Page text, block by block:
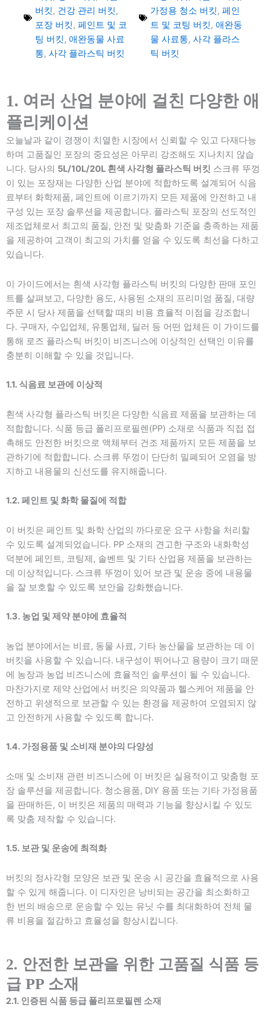
버킷, 건강 관리 버킷,
포장 버킷, 페인트 및 코
팅 버킷, 애완동물 사료
통, 사각 플라스틱 버킷
가정용 청소 버킷, 페인
트 및 코팅 버킷, 애완동
물 사료통, 사각 플라스
틱 버킷
1. 여러 산업 분야에 걸친 다양한 애
플리케이션
오늘날과 같이 경쟁이 치열한 시장에서 신뢰할 수 있고 다재다능
하며 고품질인 포장의 중요성은 아무리 강조해도 지나치지 않습
니다. 당사의 5L/10L/20L 흰색 사각형 플라스틱 버킷 스크류 뚜껑
이 있는 포장재는 다양한 산업 분야에 적합하도록 설계되어 식음
료부터 화학제품, 페인트에 이르기까지 모든 제품에 안전하고 내
구성 있는 포장 솔루션을 제공합니다. 플라스틱 포장의 선도적인
제조업체로서 최고의 품질, 안전 및 맞춤화 기준을 충족하는 제품
을 제공하여 고객이 최고의 가치를 얻을 수 있도록 최선을 다하고
있습니다.
이 가이드에서는 흰색 사각형 플라스틱 버킷의 다양한 판매 포인
트를 살펴보고, 다양한 용도, 사용된 소재의 프리미엄 품질, 대량
주문 시 당사 제품을 선택할 때의 비용 효율적 이점을 강조합니
다. 구매자, 수입업체, 유통업체, 딜러 등 어떤 업체든 이 가이드를
통해 로즈 플라스틱 버킷이 비즈니스에 이상적인 선택인 이유를
충분히 이해할 수 있을 것입니다.
1.1. 식음료 보관에 이상적
흰색 사각형 플라스틱 버킷은 다양한 식음료 제품을 보관하는 데
적합합니다. 식품 등급 폴리프로필렌(PP) 소재로 식품과 직접 접
촉해도 안전한 버킷으로 액체부터 건조 제품까지 모든 제품을 보
관하기에 적합합니다. 스크류 뚜껑이 단단히 밀폐되어 오염을 방
지하고 내용물의 신선도를 유지해줍니다.
1.2. 페인트 및 화학 물질에 적합
이 버킷은 페인트 및 화학 산업의 까다로운 요구 사항을 처리할
수 있도록 설계되었습니다. PP 소재의 견고한 구조와 내화학성
덕분에 페인트, 코팅제, 솔벤트 및 기타 산업용 제품을 보관하는
데 이상적입니다. 스크류 뚜껑이 있어 보관 및 운송 중에 내용물
을 잘 보호할 수 있도록 보안을 강화했습니다.
1.3. 농업 및 제약 분야에 효율적
농업 분야에서는 비료, 동물 사료, 기타 농산물을 보관하는 데 이
버킷을 사용할 수 있습니다. 내구성이 뛰어나고 용량이 크기 때문
에 농장과 농업 비즈니스에 효율적인 솔루션이 될 수 있습니다.
마찬가지로 제약 산업에서 버킷은 의약품과 헬스케어 제품을 안
전하고 위생적으로 보관할 수 있는 환경을 제공하여 오염되지 않
고 안전하게 사용할 수 있도록 합니다.
1.4. 가정용품 및 소비재 분야의 다양성
소매 및 소비재 관련 비즈니스에 이 버킷은 실용적이고 맞춤형 포
장 솔루션을 제공합니다. 청소용품, DIY 용품 또는 기타 가정용품
을 판매하든, 이 버킷은 제품의 매력과 기능을 향상시킬 수 있도
록 맞춤 제작할 수 있습니다.
1.5. 보관 및 운송에 최적화
버킷의 정사각형 모양은 보관 및 운송 시 공간을 효율적으로 사용
할 수 있게 해줍니다. 이 디자인은 낭비되는 공간을 최소화하고
한 번의 배송으로 운송할 수 있는 유닛 수를 최대화하여 전체 물
류 비용을 절감하고 효율성을 향상시킵니다.
2. 안전한 보관을 위한 고품질 식품 등
급 PP 소재
2.1. 인증된 식품 등급 폴리프로필렌 소재